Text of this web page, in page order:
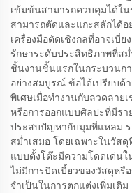
เข้มข้นสามารถควบคุมได้ใ
สามารถตัดและแกะสลักได้อ
เครื่องมือตัดเชิงกลที่อาจเบี่
รักษาระดับประสิทธิภาพที่ส
ชิ้นงานชิ้นแรกในกระบวนก
อย่างสมบูรณ์ ข้อได้เปรียบด้
พิเศษเมื่อทำงานกับลวดลา
หรือการออกแบบศิลปะที่มีรา
ประสบปัญหากับมุมที่แหลม
สม่ำเสมอ โดยเฉพาะในวัส
แบบตั้งโต๊ะมีความโดดเด่น
ไม่มีการบิดเบี้ยวของวัสดุหรื
จำเป็นในการตกแต่งเพิ่มเติ